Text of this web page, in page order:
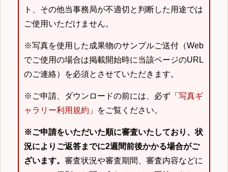
ト、その他当事務局が不適切と判断した用途では
ご使用いただけません。
※写真を使用した成果物のサンプルご送付（Web
でご使用の場合は掲載開始時に当該ページのURL
のご連絡）を必須とさせていただきます。
※ご申請、ダウンロードの前には、必ず「 写真ギ
ャラリー利用規約 」をご覧ください。
※ご申請をいただいた順に審査いたしており、状
況によりご返答までに2週間前後かかる場合がご
ざいます。 審査状況や審査期間、審査内容などに